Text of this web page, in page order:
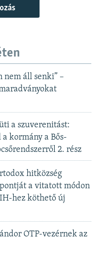
nem áll senki” –
a szuverenitást:
kormány a Bős-
2. rész
hitközség
a vitatott módon
hez köthető új
OTP-vezérnek az